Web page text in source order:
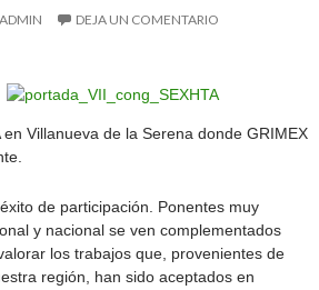
ADMIN DEJA UN COMENTARIO
Villanueva de la Serena donde GRIMEX
de participación. Ponentes muy
y nacional se ven complementados
los trabajos que, provenientes de
región, han sido aceptados en